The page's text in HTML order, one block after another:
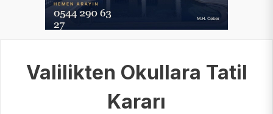
Valilikten Okullara Tatil
Kararı